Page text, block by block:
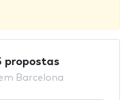
propostas
Barcelona